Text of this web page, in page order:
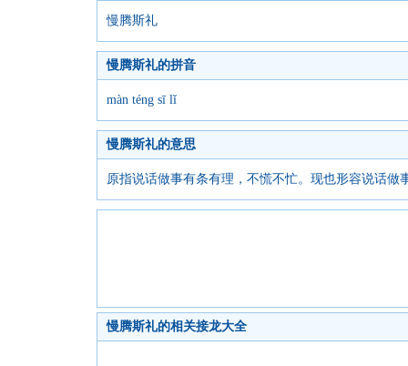
慢腾斯礼
慢腾斯礼的拼音
màn téng sī lǐ
慢腾斯礼的意思
原指说话做事有条有理，不慌不忙。现也形容说话做
慢腾斯礼的相关接龙大全